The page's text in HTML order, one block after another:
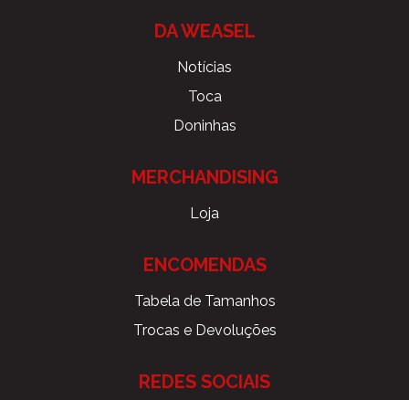
DA WEASEL
Notícias
Toca
Doninhas
MERCHANDISING
Loja
ENCOMENDAS
Tabela de Tamanhos
Trocas e Devoluções
REDES SOCIAIS